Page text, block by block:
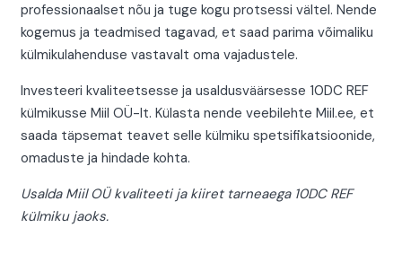
professionaalset nõu ja tuge kogu protsessi vältel. Nende
kogemus ja teadmised tagavad, et saad parima võimaliku
külmikulahenduse vastavalt oma vajadustele.
Investeeri kvaliteetsesse ja usaldusväärsesse 10DC REF
külmikusse Miil OÜ-lt. Külasta nende veebilehte Miil.ee, et
saada täpsemat teavet selle külmiku spetsifikatsioonide,
omaduste ja hindade kohta.
Usalda Miil OÜ kvaliteeti ja kiiret tarneaega 10DC REF
külmiku jaoks.